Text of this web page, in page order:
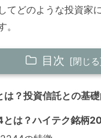
てどのような投資家
。
目次
は？投資信託との基
は？ハイテク銘柄